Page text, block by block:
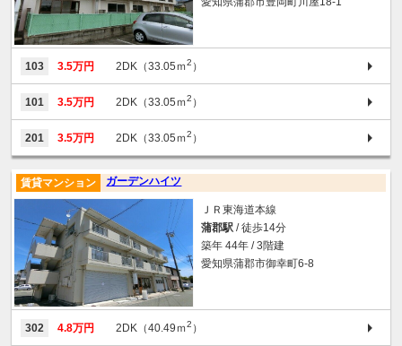
103 3.5万円 2DK（33.05ｍ2 ）
101 3.5万円 2DK（33.05ｍ2 ）
201 3.5万円 2DK（33.05ｍ2 ）
ガーデンハイツ
賃貸マンション
ＪＲ東海道本線
蒲郡駅 / 徒歩14分
築年 44年 / 3階建
愛知県蒲郡市御幸町6-8
302 4.8万円 2DK（40.49ｍ2 ）